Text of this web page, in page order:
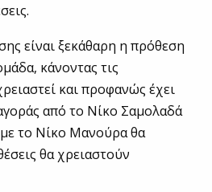
είναι ξεκάθαρη η πρόθεση
κάνοντας τις
και προφανώς έχει
από το Νίκο Σαμολαδά
το Νίκο Μανούρα θα
θα χρειαστούν